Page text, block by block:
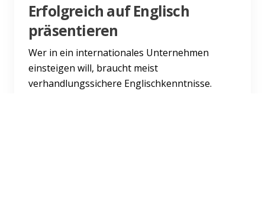
Erfolgreich auf Englisch
präsentieren
Wer in ein internationales Unternehmen
einsteigen will, braucht meist
verhandlungssichere Englischkenntnisse.